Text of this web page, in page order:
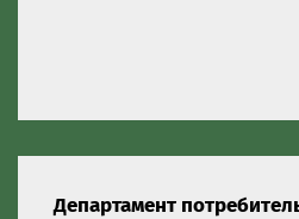
Департамент